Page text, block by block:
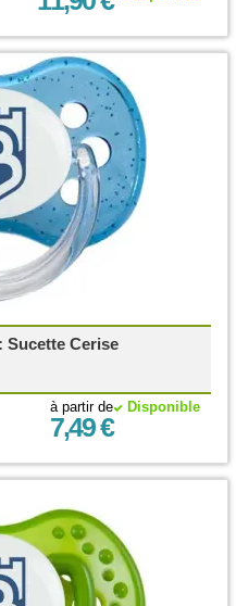
Sucette Cerise
Disponible
à partir de
7,49 €